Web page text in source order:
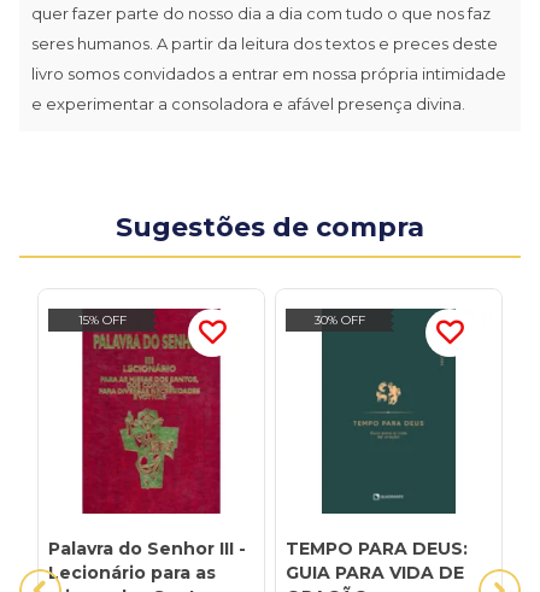
quer fazer parte do nosso dia a dia com tudo o que nos faz
seres humanos. A partir da leitura dos textos e preces deste
livro somos convidados a entrar em nossa própria intimidade
e experimentar a consoladora e afável presença divina.
Sugestões de compra
15% OFF
Palavra do Senhor III -
Lecionário para as
30% OFF
TEMPO PARA DEUS:
GUIA PARA VIDA DE